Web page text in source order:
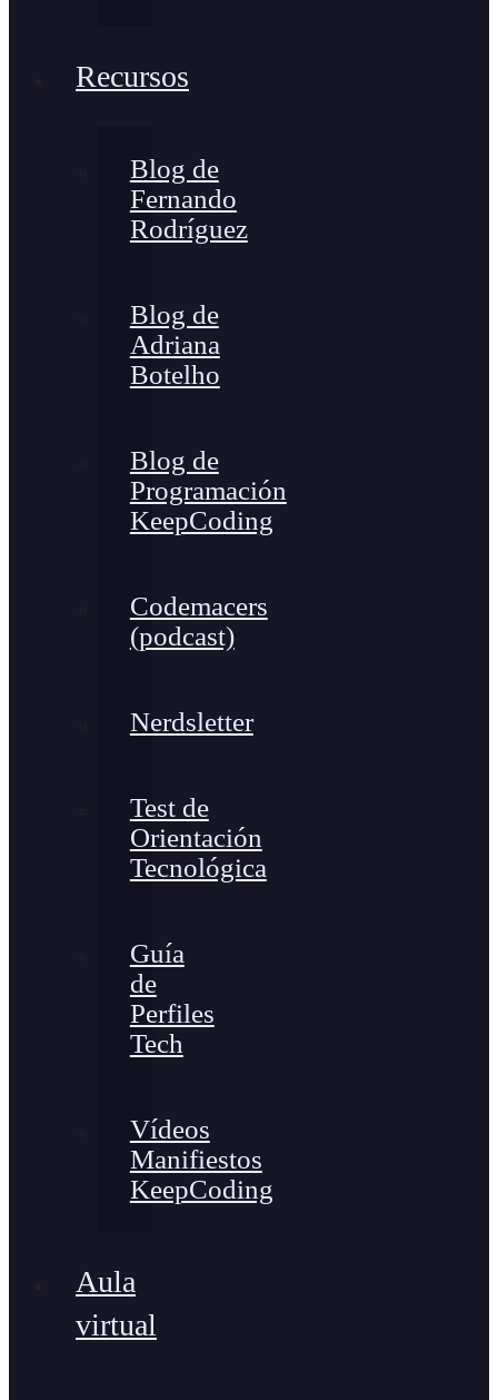
Recursos
Blog de
Fernando
Rodríguez
Blog de
Adriana
Botelho
Blog de
Programación
KeepCoding
Codemacers
(podcast)
Nerdsletter
Test de
Orientación
Tecnológica
Guía
de
Perfiles
Tech
Vídeos
Manifiestos
KeepCoding
Aula
virtual